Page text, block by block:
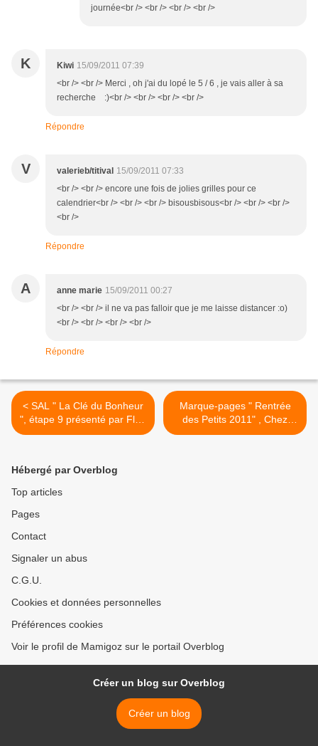
journée<br /> <br /> <br /> <br />
K Kiwi 15/09/2011 07:39
<br /> <br /> Merci , oh j'ai du lopé le 5 / 6 , je vais aller à sa
recherche :)<br /> <br /> <br /> <br />
Répondre
V valerieb/titival 15/09/2011 07:33
<br /> <br /> encore une fois de jolies grilles pour ce
calendrier<br /> <br /> <br /> bisousbisous<br /> <br /> <br />
<br />
Répondre
A anne marie 15/09/2011 00:27
<br /> <br /> il ne va pas falloir que je me laisse distancer :o)
<br /> <br /> <br /> <br />
Répondre
< SAL " La Clé du Bonheur
", étape 9 présenté par Flo :
Volsul
Marque-pages " Rentrée
des Petits 2011" , Chez
Mamigoz >
Hébergé par Overblog
Top articles
Pages
Contact
Signaler un abus
C.G.U.
Cookies et données personnelles
Préférences cookies
Voir le profil de Mamigoz sur le portail Overblog
Créer un blog sur Overblog
Créer un blog